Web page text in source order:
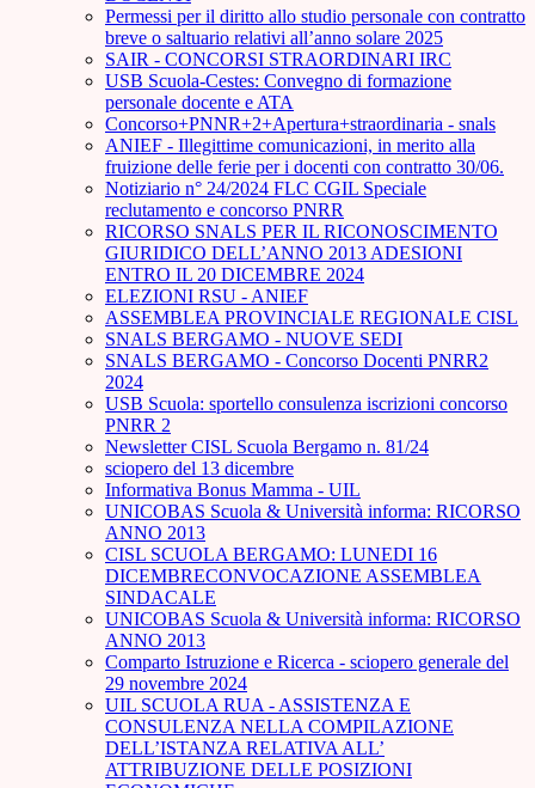
Permessi per il diritto allo studio personale con contratto
breve o saltuario relativi all’anno solare 2025
SAIR - CONCORSI STRAORDINARI IRC
USB Scuola-Cestes: Convegno di formazione
personale docente e ATA
Concorso+PNNR+2+Apertura+straordinaria - snals
ANIEF - Illegittime comunicazioni, in merito alla
fruizione delle ferie per i docenti con contratto 30/06.
Notiziario n° 24/2024 FLC CGIL Speciale
reclutamento e concorso PNRR
RICORSO SNALS PER IL RICONOSCIMENTO
GIURIDICO DELL’ANNO 2013 ADESIONI
ENTRO IL 20 DICEMBRE 2024
ELEZIONI RSU - ANIEF
ASSEMBLEA PROVINCIALE REGIONALE CISL
SNALS BERGAMO - NUOVE SEDI
SNALS BERGAMO - Concorso Docenti PNRR2
2024
USB Scuola: sportello consulenza iscrizioni concorso
PNRR 2
Newsletter CISL Scuola Bergamo n. 81/24
sciopero del 13 dicembre
Informativa Bonus Mamma - UIL
UNICOBAS Scuola & Università informa: RICORSO
ANNO 2013
CISL SCUOLA BERGAMO: LUNEDI 16
DICEMBRECONVOCAZIONE ASSEMBLEA
SINDACALE
UNICOBAS Scuola & Università informa: RICORSO
ANNO 2013
Comparto Istruzione e Ricerca - sciopero generale del
29 novembre 2024
UIL SCUOLA RUA - ASSISTENZA E
CONSULENZA NELLA COMPILAZIONE
DELL’ISTANZA RELATIVA ALL’
ATTRIBUZIONE DELLE POSIZIONI